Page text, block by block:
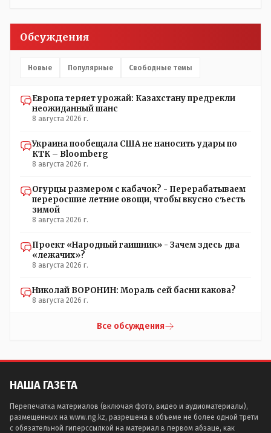
люди и отказываются и я в том числе своих не
прививал.Лично я вам и тем другим людям благодарен.
частотности появления в популяции соответствующих
естественный отбор.
Обсуждения
Новые Популярные Свободные темы
Европа теряет урожай: Казахстану предрекли
неожиданный шанс
8 августа 2026 г.
Украина пообещала США не наносить удары по
КТК – Bloomberg
8 августа 2026 г.
Огурцы размером с кабачок? - Перерабатываем
переросшие летние овощи, чтобы вкусно съесть
зимой
8 августа 2026 г.
Проект «Народный гаишник» - Зачем здесь два
«лежачих»?
8 августа 2026 г.
Николай ВОРОНИН: Мораль сей басни какова?
8 августа 2026 г.
Все обсуждения
НАША ГАЗЕТА
Перепечатка материалов (включая фото, видео и аудиоматериалы),
размещенных на www.ng.kz, разрешена в объеме не более одной трети
с обязательной гиперссылкой на материал в первом абзаце, как